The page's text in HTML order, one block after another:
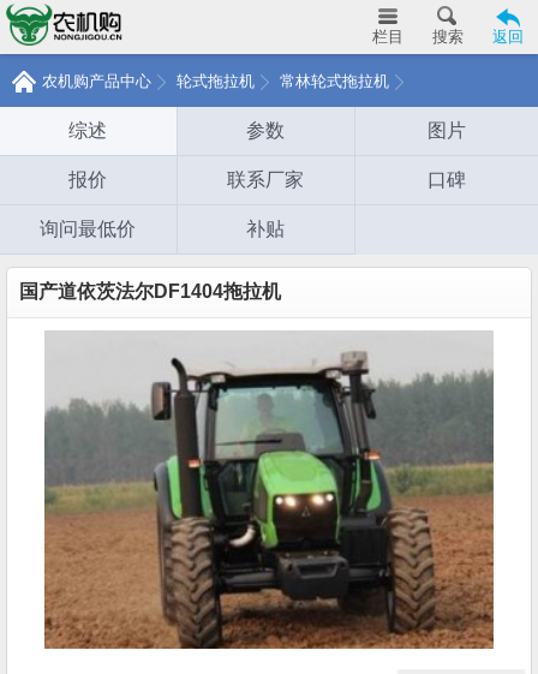
返回
搜索
栏目
农机购产品中心 轮式拖拉机 常林轮式拖拉机
综述 参数 图片
报价 联系厂家 口碑
询问最低价 补贴
国产道依茨法尔DF1404拖拉机